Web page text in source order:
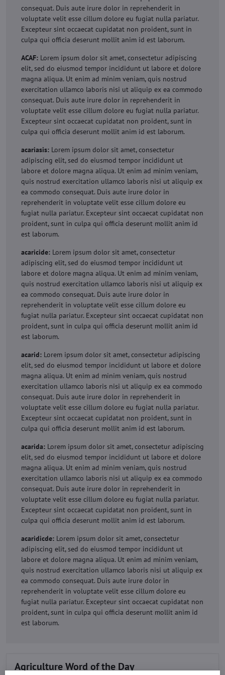
consequat. Duis aute irure dolor in reprehenderit in
voluptate velit esse cillum dolore eu fugiat nulla pariatur.
Excepteur sint occaecat cupidatat non proident, sunt in
culpa qui officia deserunt mollit anim id est laborum.
ACAF: Lorem ipsum dolor sit amet, consectetur adipiscing
elit, sed do eiusmod tempor incididunt ut labore et dolore
magna aliqua. Ut enim ad minim veniam, quis nostrud
exercitation ullamco laboris nisi ut aliquip ex ea commodo
consequat. Duis aute irure dolor in reprehenderit in
voluptate velit esse cillum dolore eu fugiat nulla pariatur.
Excepteur sint occaecat cupidatat non proident, sunt in
culpa qui officia deserunt mollit anim id est laborum.
acariasis: Lorem ipsum dolor sit amet, consectetur
adipiscing elit, sed do eiusmod tempor incididunt ut
labore et dolore magna aliqua. Ut enim ad minim veniam,
quis nostrud exercitation ullamco laboris nisi ut aliquip ex
ea commodo consequat. Duis aute irure dolor in
reprehenderit in voluptate velit esse cillum dolore eu
fugiat nulla pariatur. Excepteur sint occaecat cupidatat non
proident, sunt in culpa qui officia deserunt mollit anim id
est laborum.
acaricide: Lorem ipsum dolor sit amet, consectetur
adipiscing elit, sed do eiusmod tempor incididunt ut
labore et dolore magna aliqua. Ut enim ad minim veniam,
quis nostrud exercitation ullamco laboris nisi ut aliquip ex
ea commodo consequat. Duis aute irure dolor in
reprehenderit in voluptate velit esse cillum dolore eu
fugiat nulla pariatur. Excepteur sint occaecat cupidatat non
proident, sunt in culpa qui officia deserunt mollit anim id
est laborum.
acarid: Lorem ipsum dolor sit amet, consectetur adipiscing
elit, sed do eiusmod tempor incididunt ut labore et dolore
magna aliqua. Ut enim ad minim veniam, quis nostrud
exercitation ullamco laboris nisi ut aliquip ex ea commodo
consequat. Duis aute irure dolor in reprehenderit in
voluptate velit esse cillum dolore eu fugiat nulla pariatur.
Excepteur sint occaecat cupidatat non proident, sunt in
culpa qui officia deserunt mollit anim id est laborum.
acarida: Lorem ipsum dolor sit amet, consectetur adipiscing
elit, sed do eiusmod tempor incididunt ut labore et dolore
magna aliqua. Ut enim ad minim veniam, quis nostrud
exercitation ullamco laboris nisi ut aliquip ex ea commodo
consequat. Duis aute irure dolor in reprehenderit in
voluptate velit esse cillum dolore eu fugiat nulla pariatur.
Excepteur sint occaecat cupidatat non proident, sunt in
culpa qui officia deserunt mollit anim id est laborum.
acaridicde: Lorem ipsum dolor sit amet, consectetur
adipiscing elit, sed do eiusmod tempor incididunt ut
labore et dolore magna aliqua. Ut enim ad minim veniam,
quis nostrud exercitation ullamco laboris nisi ut aliquip ex
ea commodo consequat. Duis aute irure dolor in
reprehenderit in voluptate velit esse cillum dolore eu
fugiat nulla pariatur. Excepteur sint occaecat cupidatat non
proident, sunt in culpa qui officia deserunt mollit anim id
est laborum.
Agriculture Word of the Day